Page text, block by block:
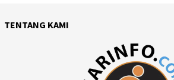
TENTANG KAMI